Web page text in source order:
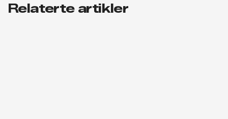
Relaterte artikler